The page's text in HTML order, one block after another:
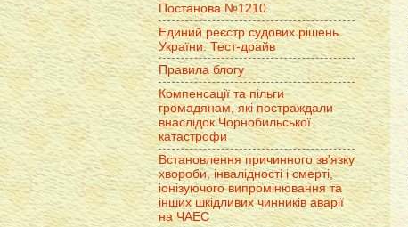
Постанова №1210
Единий реєстр судових рішень
України. Тест-драйв
Правила блогу
Компенсації та пільги
громадянам, які постраждали
внаслідок Чорнобильської
катастрофи
Встановлення причинного зв'язку
хвороби, інвалідності і смерті,
іонізуючого випромінювання та
інших шкідливих чинників аварії
на ЧАЕС